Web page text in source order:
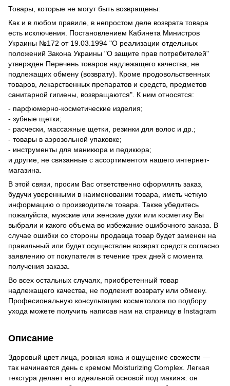
Товары, которые не могут быть возвращены:
Как и в любом правиле, в непростом деле возврата товара
есть исключения. Постановлением Кабинета Министров
Украины №172 от 19.03.1994 "О реализации отдельных
положений Закона Украины "О защите прав потребителей"
утвержден Перечень товаров надлежащего качества, не
подлежащих обмену (возврату). Кроме продовольственных
товаров, лекарственных препаратов и средств, предметов
санитарной гигиены, возвращаются". К ним относятся:
- парфюмерно-косметические изделия;
- зубные щетки;
- расчески, массажные щетки, резинки для волос и др.;
- товары в аэрозольной упаковке;
- инструменты для маникюра и педикюра;
и другие, не связанные с ассортиментом нашего интернет-
магазина.
В этой связи, просим Вас ответственно оформлять заказ,
будучи уверенными в наименовании товара, иметь четкую
информацию о производителе товара. Также убедитесь
пожалуйста, мужские или женские духи или косметику Вы
выбрали и какого объема во избежание ошибочного заказа. В
случае ошибки со стороны продавца товар будет заменен на
правильный или будет осуществлен возврат средств согласно
заявлению от покупателя в течение трех дней с момента
получения заказа.
Во всех остальных случаях, приобретенный товар
надлежащего качества, не подлежит возврату или обмену.
Професиональную консультацию косметолога по подбору
ухода можете получить написав нам на страницу в Instagram
Описание
Здоровый цвет лица, ровная кожа и ощущение свежести —
так начинается день с кремом Moisturizing Complex. Легкая
текстура делает его идеальной основой под макияж: он